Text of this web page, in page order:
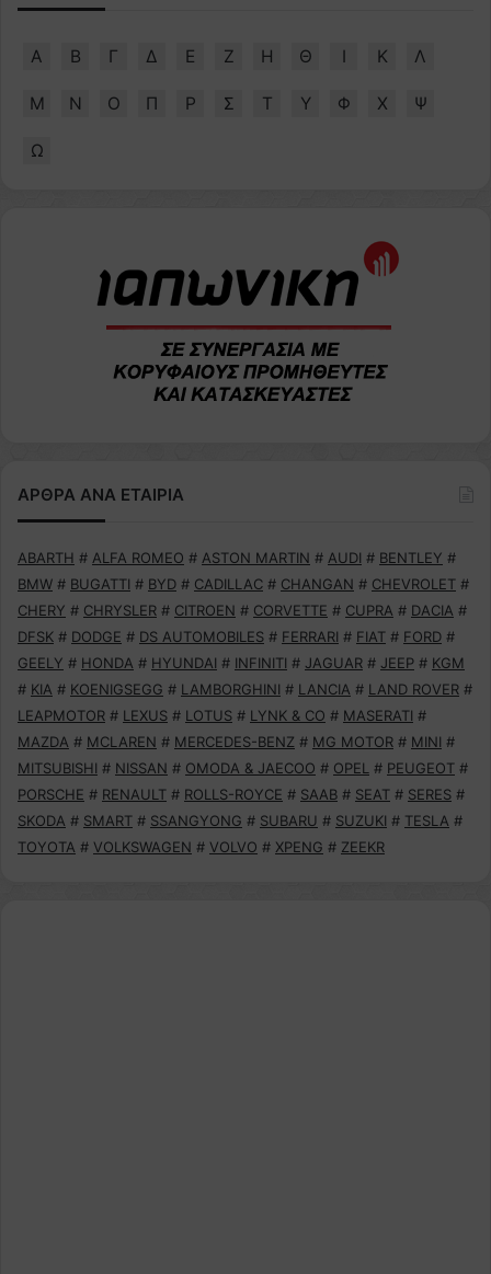
Α Β Γ Δ Ε Ζ Η Θ Ι Κ Λ
Μ Ν Ο Π Ρ Σ Τ Υ Φ Χ Ψ
Ω
ΑΡΘΡΑ ΑΝΑ ΕΤΑΙΡΙΑ
ABARTH # ALFA ROMEO # ASTON MARTIN # AUDI # BENTLEY #
BMW # BUGATTI # BYD # CADILLAC # CHANGAN # CHEVROLET #
CHERY # CHRYSLER # CITROEN # CORVETTE # CUPRA # DACIA #
DFSK # DODGE # DS AUTOMOBILES # FERRARI # FIAT # FORD #
GEELY # HONDA # HYUNDAI # INFINITI # JAGUAR # JEEP # KGM
# KIA # KOENIGSEGG # LAMBORGHINI # LANCIA # LAND ROVER #
LEAPMOTOR # LEXUS # LOTUS # LYNK & CO # MASERATI #
MAZDA # MCLAREN # MERCEDES-BENZ # MG MOTOR # MINI #
MITSUBISHI # NISSAN # OMODA & JAECOO # OPEL # PEUGEOT #
PORSCHE # RENAULT # ROLLS-ROYCE # SAAB # SEAT # SERES #
SKODA # SMART # SSANGYONG # SUBARU # SUZUKI # TESLA #
TOYOTA # VOLKSWAGEN # VOLVO # XPENG # ZEEKR